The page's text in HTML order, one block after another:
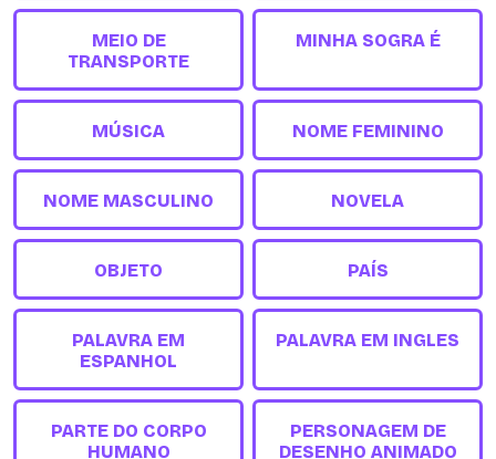
MEIO DE
TRANSPORTE
MINHA SOGRA É
MÚSICA NOME FEMININO
NOME MASCULINO NOVELA
OBJETO PAÍS
PALAVRA EM
ESPANHOL
PALAVRA EM INGLES
PARTE DO CORPO
HUMANO
PERSONAGEM DE
DESENHO ANIMADO